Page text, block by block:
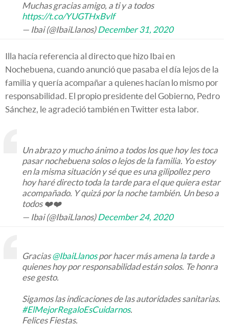
Muchas gracias amigo, a ti y a todos
https://t.co/YUGTHxBvlf
— Ibai (@IbaiLlanos)December 31, 2020
Illa hacía referencia al directo que hizo Ibai en
Nochebuena, cuando anunció que pasaba el día lejos de la
familia y quería acompañar a quienes hacían lo mismo por
responsabilidad. El propio presidente del Gobierno, Pedro
Sánchez, le agradeció también en Twitter esta labor.
Un abrazo y mucho ánimo a todos los que hoy les toca
pasar nochebuena solos o lejos de la familia. Yo estoy
en la misma situación y sé que es una gilipollez pero
hoy haré directo toda la tarde para el que quiera estar
acompañado. Y quizá por la noche también. Un beso a
todos ❤️❤️
— Ibai (@IbaiLlanos)December 24, 2020
Gracias@IbaiLlanospor hacer más amena la tarde a
quienes hoy por responsabilidad están solos. Te honra
ese gesto.
Sigamos las indicaciones de las autoridades sanitarias.
#ElMejorRegaloEsCuidarnos.
Felices Fiestas.